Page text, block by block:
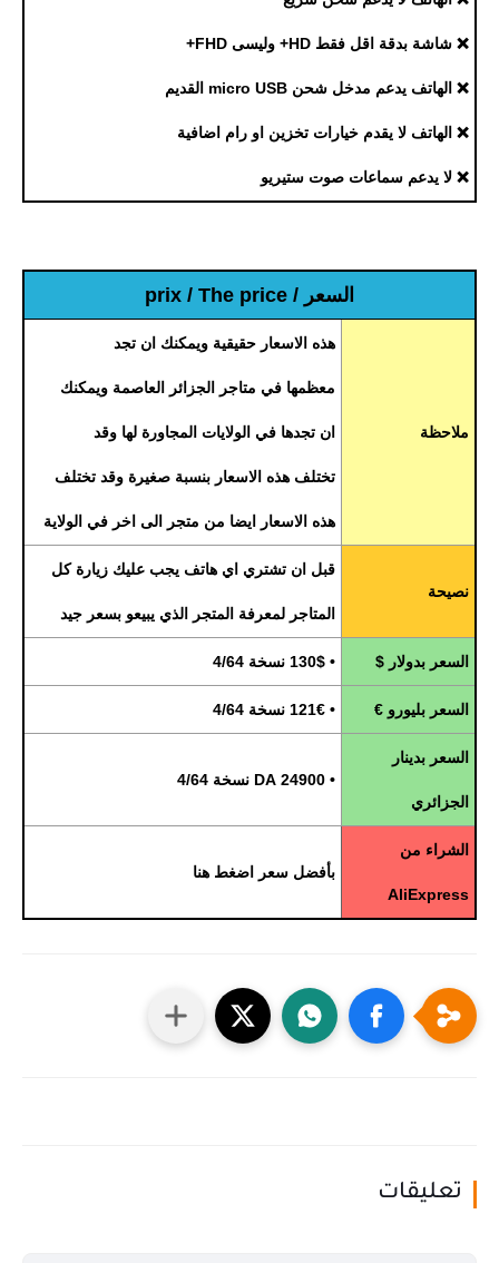
❌ شاشة بدقة اقل فقط HD+ وليسى FHD+
❌ الهاتف يدعم مدخل شحن micro USB القديم
❌ الهاتف لا يقدم خيارات تخزين او رام اضافية
❌ لا يدعم سماعات صوت ستيريو
السعر / prix / The price
ملاحظة
هذه الاسعار حقيقية ويمكنك ان تجد
معظمها في متاجر الجزائر العاصمة ويمكنك
ان تجدها في الولايات المجاورة لها وقد
تختلف هذه الاسعار بنسبة صغيرة وقد تختلف
هذه الاسعار ايضا من متجر الى اخر في الولاية
نصيحة
قبل ان تشتري اي هاتف يجب عليك زيارة كل
المتاجر لمعرفة المتجر الذي يبيعو بسعر جيد
السعر بدولار $ • 130$ نسخة 4/64
السعر بليورو € • 121€ نسخة 4/64
السعر بدينار
الجزائري
• 24900 DA نسخة 4/64
الشراء من
AliExpress
بأفضل سعر اضغط هنا
تعليقات